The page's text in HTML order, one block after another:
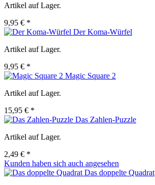
Artikel auf Lager.
9,95 € *
Der Koma-Würfel
Artikel auf Lager.
9,95 € *
Magic Square 2
Artikel auf Lager.
15,95 € *
Das Zahlen-Puzzle
Artikel auf Lager.
2,49 € *
Kunden haben sich auch angesehen
Das doppelte Quadrat